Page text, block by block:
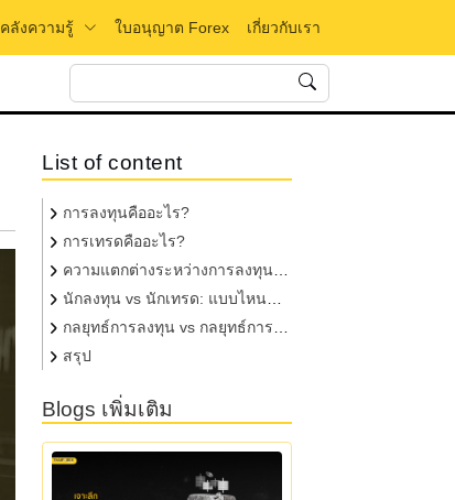
คลังความรู้ ใบอนุญาต Forex เกี่ยวกับเรา
List of content
การลงทุนคืออะไร?
การเทรดคืออะไร?
ความแตกต่างระหว่างการลงทุน
และการเทรด
นักลงทุน vs นักเทรด: แบบไหนที่
เหมาะกับคุณ?
กลยุทธ์การลงทุน vs กลยุทธ์การ
เทรด: เลือกที่ใช่ เพิ่มกำไร ลดขาดทุน
สรุป
Blogs เพิ่มเติม